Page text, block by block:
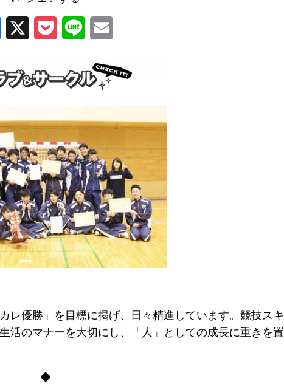
Facebook Pocket Line
レ優勝」を目標に掲げ、日々精進しています。競技スキ
活のマナーを大切にし、「人」としての成長に重きを置
◆